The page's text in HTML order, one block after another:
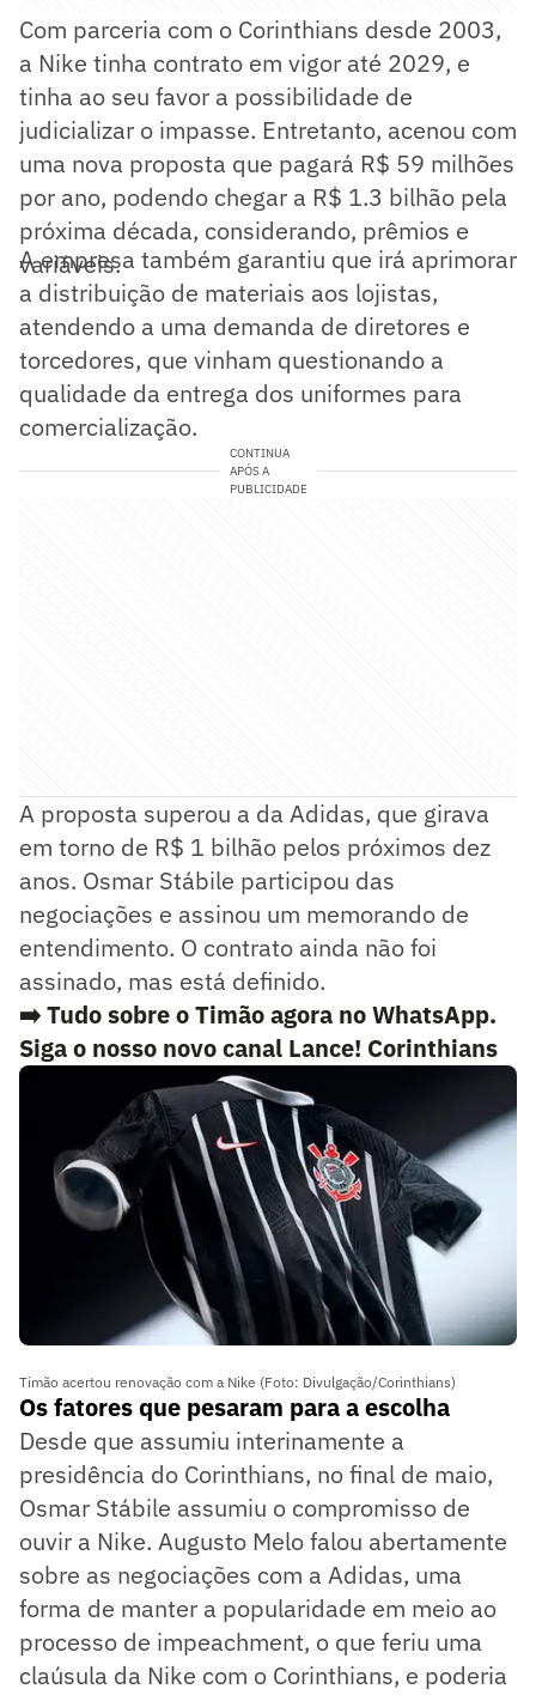
Com parceria com o Corinthians desde 2003,
a Nike tinha contrato em vigor até 2029, e
tinha ao seu favor a possibilidade de
judicializar o impasse. Entretanto, acenou com
uma nova proposta que pagará R$ 59 milhões
por ano, podendo chegar a R$ 1.3 bilhão pela
próxima década, considerando, prêmios e
variáveis.
A empresa também garantiu que irá aprimorar
a distribuição de materiais aos lojistas,
atendendo a uma demanda de diretores e
torcedores, que vinham questionando a
qualidade da entrega dos uniformes para
comercialização.
CONTINUA
APÓS A
PUBLICIDADE
A proposta superou a da Adidas, que girava
em torno de R$ 1 bilhão pelos próximos dez
anos. Osmar Stábile participou das
negociações e assinou um memorando de
entendimento. O contrato ainda não foi
assinado, mas está definido.
➡️ Tudo sobre o Timão agora no WhatsApp.
Siga o nosso novo canal Lance! Corinthians
Timão acertou renovação com a Nike (Foto: Divulgação/Corinthians)
Os fatores que pesaram para a escolha
Desde que assumiu interinamente a
presidência do Corinthians, no final de maio,
Osmar Stábile assumiu o compromisso de
ouvir a Nike. Augusto Melo falou abertamente
sobre as negociações com a Adidas, uma
forma de manter a popularidade em meio ao
processo de impeachment, o que feriu uma
claúsula da Nike com o Corinthians, e poderia